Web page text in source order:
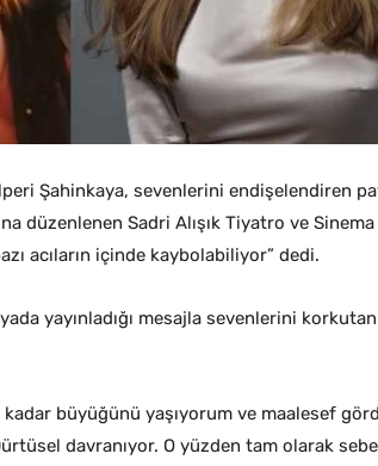
Şahinkaya, sevenlerini endişelendiren
düzenlenen Sadri Alışık Tiyatro ve
acıların içinde kaybolabiliyor” dedi.
yayınladığı mesajla sevenlerini
kadar büyüğünü yaşıyorum ve maalesef
davranıyor. O yüzden tam olarak